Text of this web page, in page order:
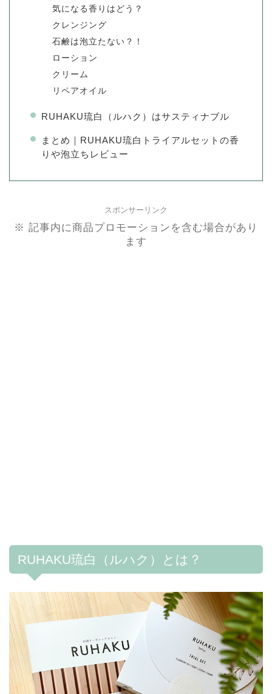
気になる香りはどう？
クレンジング
石鹸は泡立たない？！
ローション
クリーム
リペアオイル
RUHAKU琉白（ルハク）はサスティナブル
まとめ｜RUHAKU琉白トライアルセットの香
りや泡立ちレビュー
スポンサーリンク
※ 記事内に商品プロモーションを含む場合があり
ます
RUHAKU琉白（ルハク）とは？